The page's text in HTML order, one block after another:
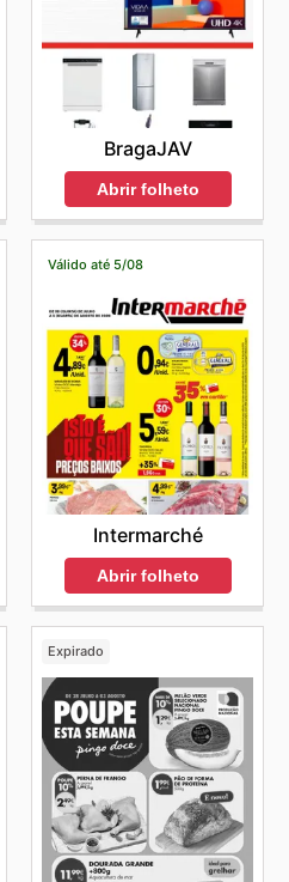
BragaJAV
Abrir folheto
Válido até 5/08
Intermarché
Abrir folheto
Expirado